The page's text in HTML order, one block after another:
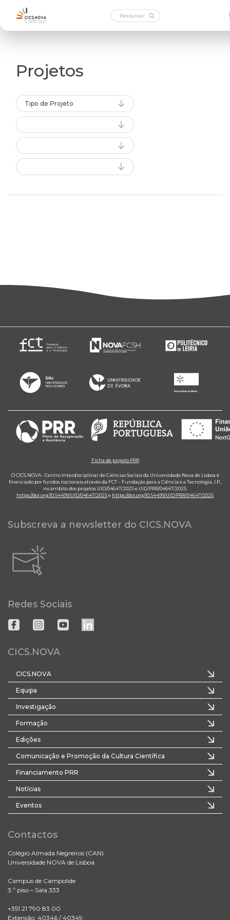
Projetos
Tipo de Projeto
Ficha de projeto PRR
O CICS.NOVA - Centro Interdisciplinar de Ciências Sociais da Universidade Nova de Lisboa é
financiado por fundos nacionais através da FCT – Fundação para a Ciência e a Tecnologia, I.P.,
no âmbito dos projetos UID/04647/2025 e UID/PRR/04647/2025.
https://doi.org/10.54499/UID/04647/2025e https://doi.org/10.54499/UID/PRR/04647/2025
Subscreva a newsletter do CICS.NOVA
Redes Sociais
CICS.NOVA
CICS.NOVA
Equipa
Investigação
Formação
Edições
Comunicação e Promoção da Cultura Científica
Financiamento PRR
Notícias
Eventos
Contactos
Colégio Almada Negreiros (CAN)
Universidade NOVA de Lisboa
Campus de Campolide
3.º piso – Sala 333
+351 21 790 83 00
Extensão: 40346 / 40349